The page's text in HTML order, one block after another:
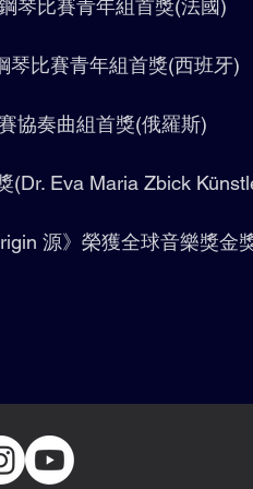
琴比賽青年組首獎(法國)
琴比賽青年組首獎(西班牙)
協奏曲組首獎(俄羅斯)
Eva Maria Zbick
源》榮獲全球音樂獎金